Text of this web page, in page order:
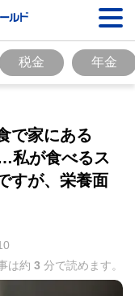
税金 年金
で家にある
私が食べるス
すが、栄養面
は約 3 分で読めます。